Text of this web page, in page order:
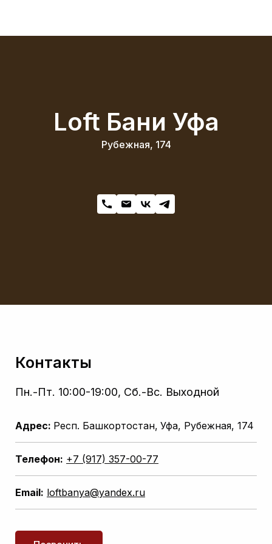
Loft Бани Уфа
Рубежная, 174
Контакты
Пн.-Пт. 10:00-19:00, Сб.-Вс. Выходной
Адрес: Респ. Башкортостан, Уфа, Рубежная, 174
Телефон: +7 (917) 357-00-77
Email: loftbanya@yandex.ru